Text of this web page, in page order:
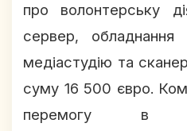
про волонтерську
сервер, обладнання
медіастудію та
суму 16 500 євро.
перемогу в